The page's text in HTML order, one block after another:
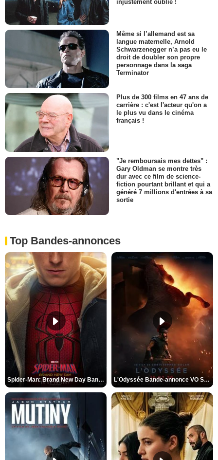
injustement oublié !
Même si l’allemand est sa
langue maternelle, Arnold
Schwarzenegger n’a pas eu le
droit de doubler son propre
personnage dans la saga
Terminator
Plus de 300 films en 47 ans de
carrière : c'est l'acteur qu'on a
le plus vu dans le cinéma
français !
"Je remboursais mes dettes" :
Gary Oldman se montre très
dur avec ce film de science-
fiction pourtant brillant et qui a
généré 7 millions d'entrées à sa
sortie
Top Bandes-annonces
Spider-Man: Brand New Day Bande-annonce VO STFR L'Odyssée Bande-annonce VO STFR